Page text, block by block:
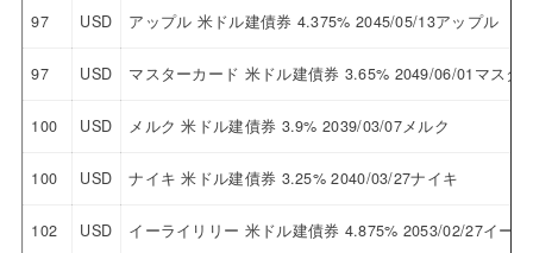
97 USD アップル 米ドル建債券 4.375% 2045/05/13アップル
97 USD マスターカード 米ドル建債券 3.65% 2049/06/01マスタ
100 USD メルク 米ドル建債券 3.9% 2039/03/07メルク
100 USD ナイキ 米ドル建債券 3.25% 2040/03/27ナイキ
102 USD イーライリリー 米ドル建債券 4.875% 2053/02/27イー